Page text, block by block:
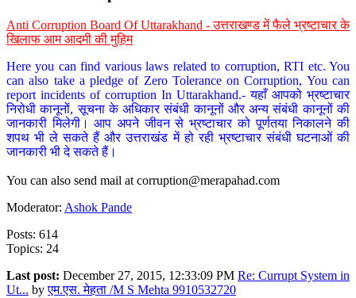
Anti Corruption Board Of Uttarakhand - उत्तराखण्ड में फैले भ्रष्टाचार के
खिलाफ आम आदमी की मुहिम
Here you can find various laws related to corruption, RTI etc. You
can also take a pledge of Zero Tolerance on Corruption, You can
report incidents of corruption In Uttarakhand.- यहाँ आपको भ्रष्टाचार
निरोधी कानूनों, सूचना के अधिकार संबंधी कानूनों और अन्य संबंधी कानूनों की
जानकारी मिलेगी। आप अपने जीवन से भ्रष्टाचार को पूर्णतया निकालने की
शपथ भी ले सकते हैं और उत्तराखंड में हो रही भ्रष्टाचार संबंधी घटनाओं की
जानकारी भी दे सकते हैं।
You can also send mail at corruption@merapahad.com
Moderator: Ashok Pande
Posts: 614
Topics: 24
Last post: December 27, 2015, 12:33:09 PM Re: Currupt System in
Ut... byएम.एस. मेहता /M S Mehta 9910532720